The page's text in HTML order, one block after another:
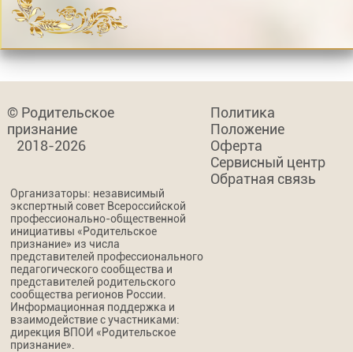
© Родительское
признание
2018-2026
Политика
Положение
Оферта
Сервисный центр
Обратная связь
Организаторы: независимый
экспертный совет Всероссийской
профессионально-общественной
инициативы «Родительское
признание» из числа
представителей профессионального
педагогического сообщества и
представителей родительского
сообщества регионов России.
Информационная поддержка и
взаимодействие с участниками:
дирекция ВПОИ «Родительское
признание».